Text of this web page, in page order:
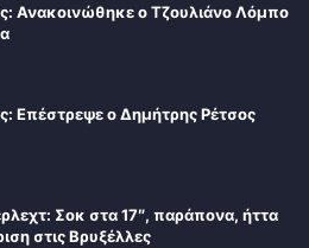
Ανακοινώθηκε ο Τζουλιάνο Λόμπο
Επέστρεψε ο Δημήτρης Ρέτσος
Σοκ στα 17″, παράπονα, ήττα
στις Βρυξέλλες